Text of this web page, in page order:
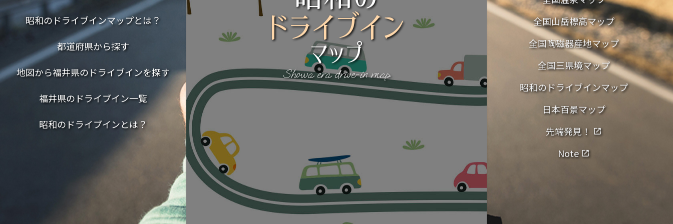
昭和のドライブインマップとは？
都道府県から探す
地図から福井県のドライブインを探す
福井県のドライブイン一覧
昭和のドライブインとは？
ドライブイン
マップ
Showa era drive-in map
全国山岳標高マップ
全国陶磁器産地マップ
全国三県境マップ
昭和のドライブインマップ
日本百景マップ
先端発見！ open_in_new
Note open_in_new